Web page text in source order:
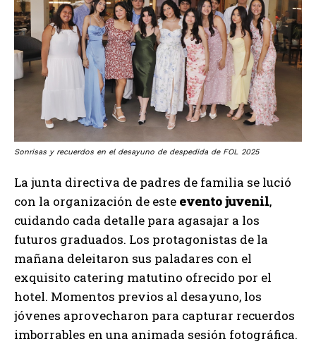
Sonrisas y recuerdos en el desayuno de despedida de FOL 2025
La junta directiva de padres de familia se lució
con la organización de este evento juvenil,
cuidando cada detalle para agasajar a los
futuros graduados. Los protagonistas de la
mañana deleitaron sus paladares con el
exquisito catering matutino ofrecido por el
hotel. Momentos previos al desayuno, los
jóvenes aprovecharon para capturar recuerdos
imborrables en una animada sesión fotográfica.